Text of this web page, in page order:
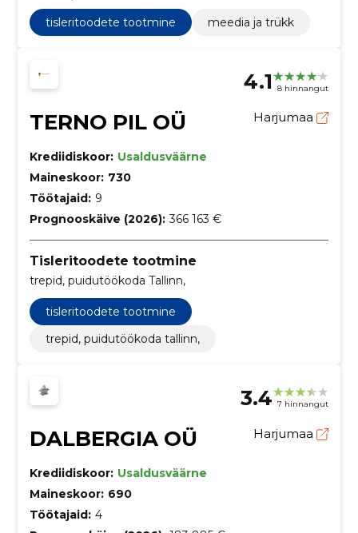
tisleritoodete tootmine meedia ja trükk
4.1 8 hinnangut
TERNO PIL OÜ Harjumaa
Krediidiskoor: Usaldusväärne
Maineskoor: 730
Töötajaid: 9
Prognooskäive (2026): 366 163 €
Tisleritoodete tootmine
trepid, puidutöökoda Tallinn,
tisleritoodete tootmine
trepid, puidutöökoda tallinn,
3.4 7 hinnangut
DALBERGIA OÜ Harjumaa
Krediidiskoor: Usaldusväärne
Maineskoor: 690
Töötajaid: 4